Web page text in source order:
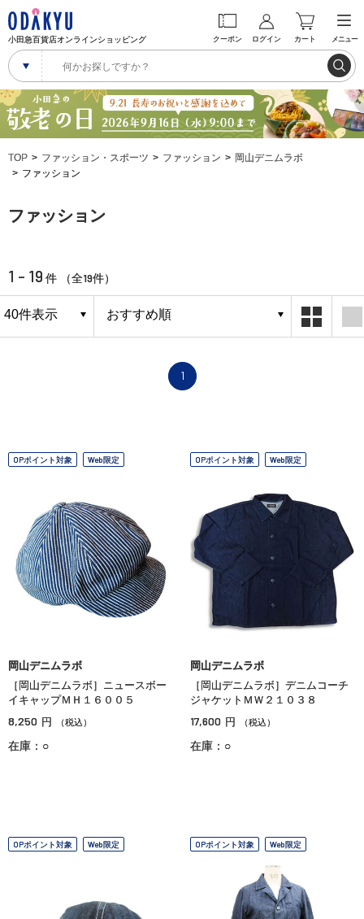
小田急百貨店オンラインショッピング クーポン ログイン カート メニュー
TOP ファッション・スポーツ ファッション
岡山デニムラボ
ファッション
ファッション
1 - 19 件 （全19件）
1
OPポイント対象 Web限定
岡山デニムラボ
［岡山デニムラボ］ニュースボー
イキャップＭＨ１６００５
8,250 円 （税込）
在庫：○
OPポイント対象 Web限定
岡山デニムラボ
［岡山デニムラボ］デニムコーチ
ジャケットＭＷ２１０３８
17,600 円 （税込）
在庫：○
OPポイント対象 Web限定 OPポイント対象 Web限定